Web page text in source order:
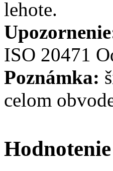
lehote.
ISO 20471
Poznámka:
celom